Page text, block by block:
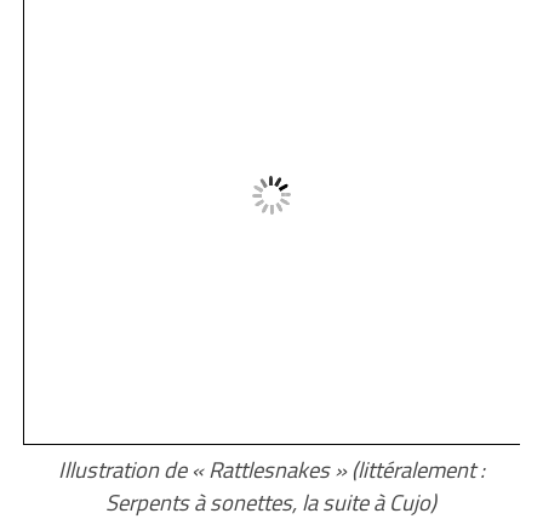
Illustration de « Rattlesnakes » (littéralement :
Serpents à sonettes, la suite à Cujo)